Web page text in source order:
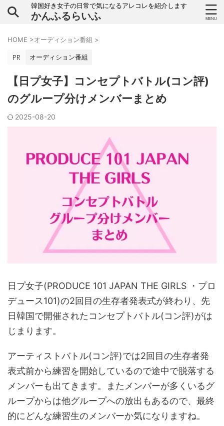
韓国好き女子の日常で気になるアレコレを紹介します
かんふるらいふ
HOME >オーディション番組 >
オーディション番組
【日プ女子】コンセプトバトル(コン評)
のグループ分けメンバーまとめ
2025-08-20
日プ女子(PRODUCE 101 JAPAN THE GIRLS ・プロ
デュース101)の2回目の生存者発表式が終わり、先
日韓国で開催されたコンセプトバトル(コン評)がは
じまります。
アーティストバトル(コン評)では2回目の生存者発
表式前から練習を開始しているので途中で脱落する
メンバーも出てきます。またメンバーが多くいるグ
ループからは他グループへの放出もあるので、最終
的にどんな練習生のメンバーか気になりますね。